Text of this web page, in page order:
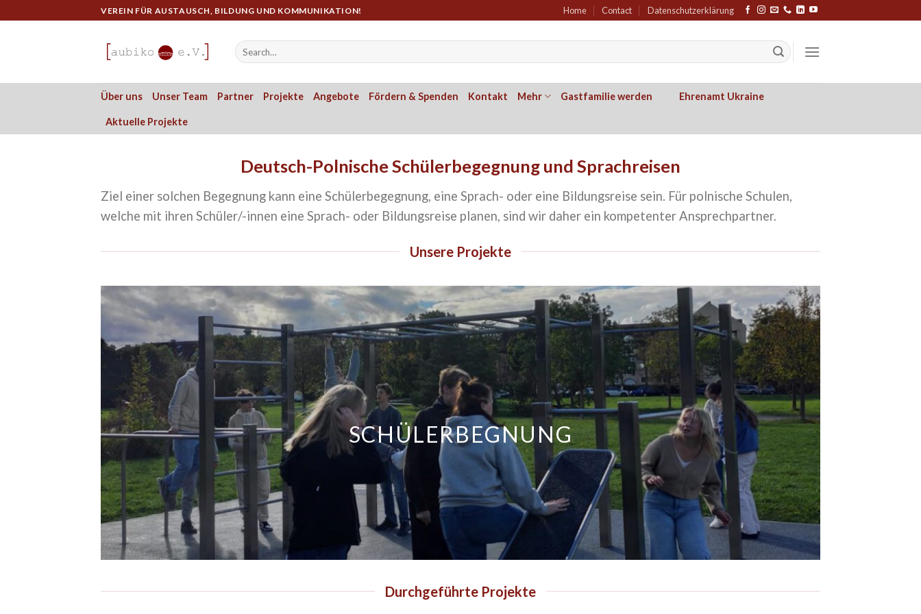
to
VEREIN FÜR AUSTAUSCH, BILDUNG UND KOMMUNIKATION! Home Contact Datenschutzerklärung
Über uns Unser Team Partner Projekte Angebote Fördern & Spenden Kontakt Mehr Gastfamilie werden Ehrenamt Ukraine
Aktuelle Projekte
Deutsch-Polnische Schülerbegegnung und Sprachreisen
Ziel einer solchen Begegnung kann eine Schülerbegegnung, eine Sprach- oder eine Bildungsreise sein. Für polnische Schulen,
welche mit ihren Schüler/-innen eine Sprach- oder Bildungsreise planen, sind wir daher ein kompetenter Ansprechpartner.
Unsere Projekte
SCHÜLERBEGNUNG
Durchgeführte Projekte